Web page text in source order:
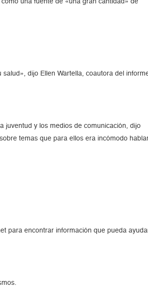
una fuente de «una gran cantidad» de
dijo Ellen Wartella, coautora del
juventud y los medios de comunicación, dijo
temas que para ellos era incómodo
para encontrar información que pueda